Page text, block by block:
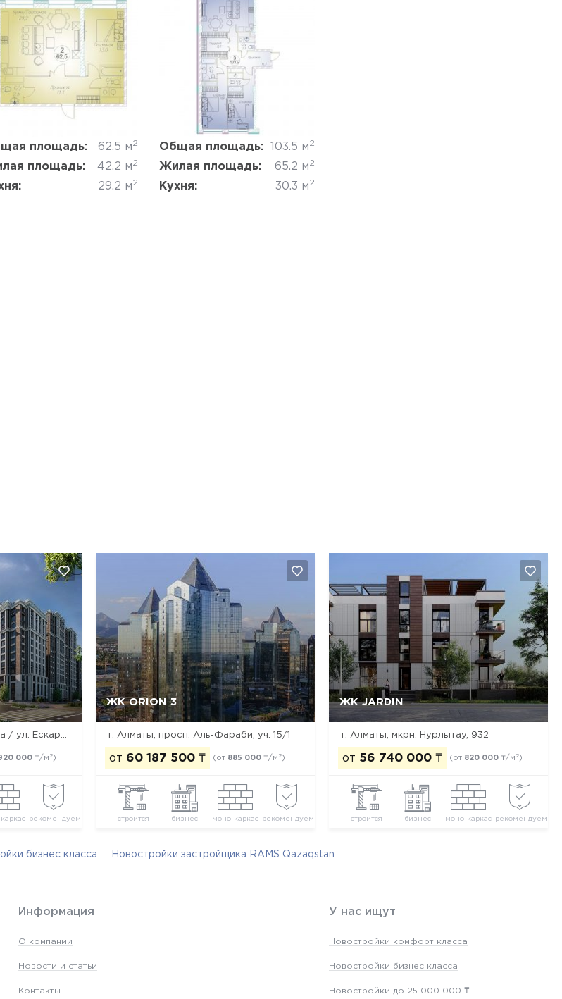
площадь: 62.5 м2
площадь: 42.2 м2
29.2 м2
Общая площадь: 103.5 м2
Жилая площадь: 65.2 м2
Кухня: 30.3 м2
Да, удалить
000 ₸/м 2)
рекомендуем
ЖК ORION 3
г. Алматы, просп. Аль-Фараби, уч. 15/1
от 60 187 500 ₸ (от 885 000 ₸/м 2)
строится бизнес моно-каркас рекомендуем
Да, удалить Отмена ЖК JARDIN
г. Алматы, мкрн. Нурлытау, 932
от 56 740 000 ₸ (от 820 000 ₸/м 2)
строится бизнес моно-каркас рекомендуем
Да, удалить Отмена
бизнес класса Новостройки застройщика RAMS Qazaqstan
Информация
О компании
Новости и статьи
Контакты
У нас ищут
Новостройки комфорт класса
Новостройки бизнес класса
Новостройки до 25 000 000 ₸